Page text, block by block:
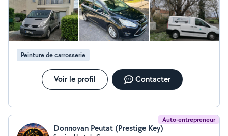
qualité prix dans ce domaine
Peinture de carrosserie
Voir le profil Contacter
Auto-entrepreneur
Donnovan Peutat (Prestige Key)